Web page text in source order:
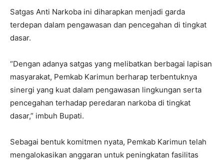
Satgas Anti Narkoba ini diharapkan menjadi garda
terdepan dalam pengawasan dan pencegahan di tingkat
dasar.
“Dengan adanya satgas yang melibatkan berbagai lapisan
masyarakat, Pemkab Karimun berharap terbentuknya
sinergi yang kuat dalam pengawasan lingkungan serta
pencegahan terhadap peredaran narkoba di tingkat
dasar,” imbuh Bupati.
Sebagai bentuk komitmen nyata, Pemkab Karimun telah
mengalokasikan anggaran untuk peningkatan fasilitas